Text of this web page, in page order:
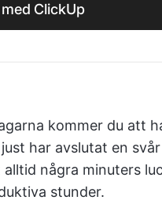
ClickUp
kommer du att
har avslutat en
några minuters
stunder.